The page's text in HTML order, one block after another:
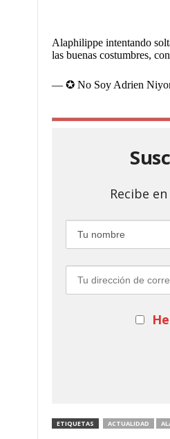
Alaphilippe intentando
las buenas costumbres,
— ✪ No Soy Adrien
Recibe
ETIQUETAS ACTUALIDAD